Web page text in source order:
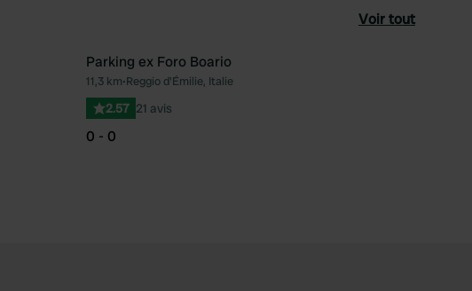
Voir tout
Préféré
Parking ex Foro Boario
11,3 km•Reggio d'Émilie, Italie
2.57 21 avis
0 - 0